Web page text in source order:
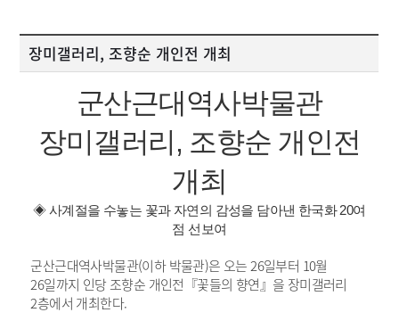
장미갤러리, 조향순 개인전 개최
군산근대역사박물관
장미갤러리, 조향순 개인전
개최
◈ 사계절을 수놓는 꽃과 자연의 감성을 담아낸 한국화 20여
점 선보여
군산근대역사박물관(이하 박물관)은 오는 26일부터 10월
26일까지 인당 조향순 개인전『꽃들의 향연』을 장미갤러리
2층에서 개최한다.